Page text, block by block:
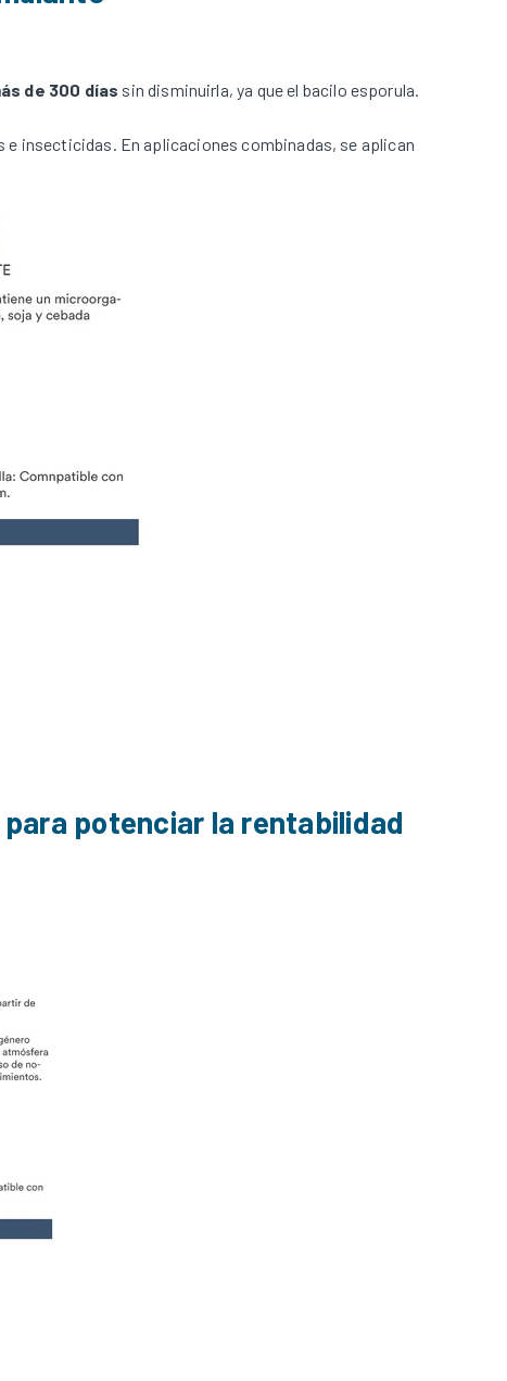
de 300 días sin disminuirla, ya que el bacilo esporula.
insecticidas. En aplicaciones combinadas, se aplican
potenciar la rentabilidad